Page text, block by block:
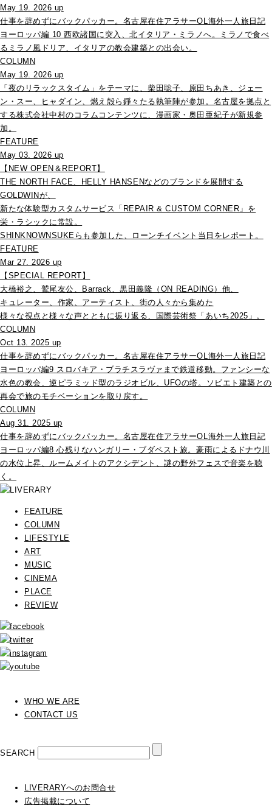
May 19. 2026 up
仕事を辞めずにバックパッカー。名古屋在住アラサーOL海外一人旅日記
ヨーロッパ編 10 西欧諸国に突入、北イタリア・ミラノへ。ミラノで食べ
るミラノ風ドリア、イタリアの教会建築との出会い。
COLUMN
May 19. 2026 up
「夜のリラックスタイム」をテーマに、柴田聡子、原田ちあき、ジェー
ン・スー、ヒャダイン、燃え殻ら錚々たる執筆陣が参加。名古屋を拠点と
する株式会社中村のコラムコンテンツに、漫画家・奥田亜紀子が新規参
加。
FEATURE
May 03. 2026 up
【NEW OPEN＆REPORT】
THE NORTH FACE、HELLY HANSENなどのブランドを展開する
GOLDWINが、
新たな体験型カスタムサービス「REPAIR & CUSTOM CORNER」を
栄・ラシックに常設。
SHINKNOWNSUKEらも参加した、ローンチイベント当日をレポート。
FEATURE
Mar 27. 2026 up
【SPECIAL REPORT】
大橋裕之、鷲尾友公、Barrack、黒田義隆（ON READING）他、
キュレーター、作家、アーティスト、街の人々から集めた
様々な視点と様々な声とともに振り返る、国際芸術祭「あいち2025」。
COLUMN
Oct 13. 2025 up
仕事を辞めずにバックパッカー。名古屋在住アラサーOL海外一人旅日記
ヨーロッパ編9 スロバキア・ブラチスラヴァまで鉄道移動。ファンシーな
水色の教会、逆ピラミッド型のラジオビル、UFOの塔。ソビエト建築との
再会で旅のモチベーションを取り戻す。
COLUMN
Aug 31. 2025 up
仕事を辞めずにバックパッカー。名古屋在住アラサーOL海外一人旅日記
ヨーロッパ編8 心残りなハンガリー・ブダペスト旅。豪雨によるドナウ川
の水位上昇、ルームメイトのアクシデント、謎の野外フェスで音楽を聴
く。
FEATURE
COLUMN
LIFESTYLE
ART
MUSIC
CINEMA
PLACE
REVIEW
WHO WE ARE
CONTACT US
SEARCH
LIVERARYへのお問合せ
広告掲載について